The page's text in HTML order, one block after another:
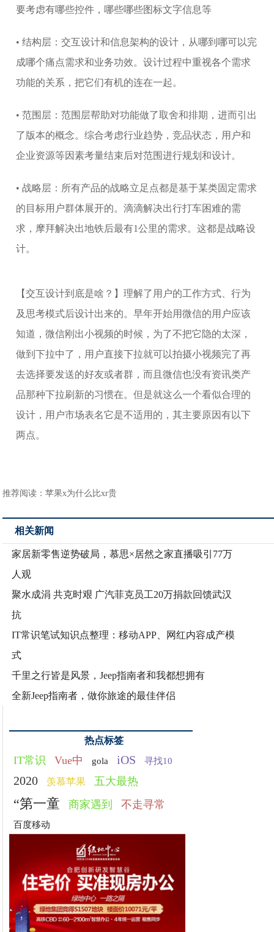
要考虑有哪些控件，哪些哪些图标文字信息等
• 结构层：交互设计和信息架构的设计，从哪到哪可以完
成哪个痛点需求和业务功效。设计过程中重视各个需求
功能的关系，把它们有机的连在一起。
• 范围层：范围层帮助对功能做了取舍和排期，进而引出
了版本的概念。综合考虑行业趋势，竞品状态，用户和
企业资源等因素考量结束后对范围进行规划和设计。
• 战略层：所有产品的战略立足点都是基于某类固定需求
的目标用户群体展开的。滴滴解决出行打车困难的需
求，摩拜解决出地铁后最有1公里的需求。这都是战略设
计。
【交互设计到底是啥？】理解了用户的工作方式、行为
及思考模式后设计出来的。早年开始用微信的用户应该
知道，微信刚出小视频的时候，为了不把它隐的太深，
做到下拉中了，用户直接下拉就可以拍摄小视频完了再
去选择要发送的好友或者群，而且微信也没有资讯类产
品那种下拉刷新的习惯在。但是就这么一个看似合理的
设计，用户市场表名它是不适用的，其主要原因有以下
两点。
推荐阅读：苹果x为什么比xr贵
相关新闻
家居新零售逆势破局，慕思×居然之家直播吸引77万
人观
聚水成涓 共克时艰 广汽菲克员工20万捐款回馈武汉
抗
IT常识笔试知识点整理：移动APP、网红内容成产模
式
千里之行皆是风景，Jeep指南者和我都想拥有
全新Jeep指南者，做你旅途的最佳伴侣
热点标签
IT常识 Vue中 gola iOS 寻找10
2020 羡慕苹果 五大最热
“第一童 商家遇到 不走寻常
百度移动